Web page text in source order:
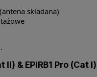
(antena składana)
.
& EPIRB1 Pro (Cat I)